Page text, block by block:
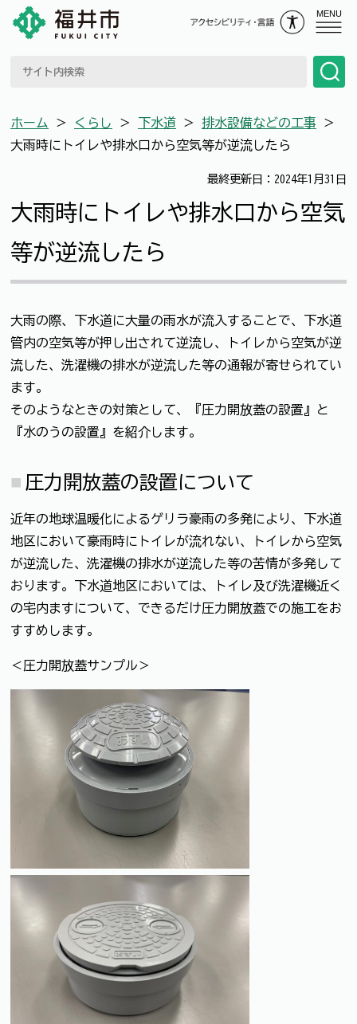
MENU
ホーム ＞ くらし ＞ 下水道 ＞ 排水設備などの工事 ＞
大雨時にトイレや排水口から空気等が逆流したら
最終更新日：2024年1月31日
大雨時にトイレや排水口から空気
等が逆流したら
大雨の際、下水道に大量の雨水が流入することで、下水道
管内の空気等が押し出されて逆流し、トイレから空気が逆
流した、洗濯機の排水が逆流した等の通報が寄せられてい
ます。
そのようなときの対策として、『圧力開放蓋の設置』と
『水のうの設置』を紹介します。
圧力開放蓋の設置について
近年の地球温暖化によるゲリラ豪雨の多発により、下水道
地区において豪雨時にトイレが流れない、トイレから空気
が逆流した、洗濯機の排水が逆流した等の苦情が多発して
おります。下水道地区においては、トイレ及び洗濯機近く
の宅内ますについて、できるだけ圧力開放蓋での施工をお
すすめします。
＜圧力開放蓋サンプル＞